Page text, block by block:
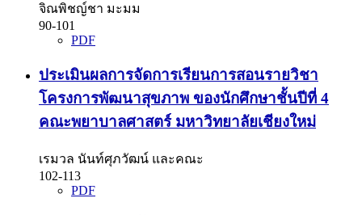
จิณพิชญ์ชา มะมม
90-101
PDF
ประเมินผลการจัดการเรียนการสอนรายวิชา
โครงการพัฒนาสุขภาพ ของนักศึกษาชั้นปีที่ 4
คณะพยาบาลศาสตร์ มหาวิทยาลัยเชียงใหม่
เรมวล นันท์ศุภวัฒน์ และคณะ
102-113
PDF